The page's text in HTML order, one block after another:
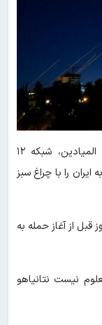
؛ به نقل از المیادین، شبکه ۱۲
را با چراغ سبز
قبل از آغاز حمله به
نیست نتانیاهو